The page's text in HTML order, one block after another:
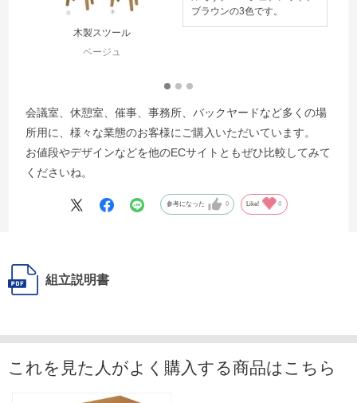
木製スツール
ベージュ
ブラウンの3色です。
会議室、休憩室、催事、事務所、バックヤードなど多くの場
所用に、様々な業態のお客様にご購入いただいています。
お値段やデザインなどを他のECサイトともぜひ比較してみて
くださいね。
参考になった 0 Like! 0
組立説明書
これを見た人がよく購入する商品はこちら